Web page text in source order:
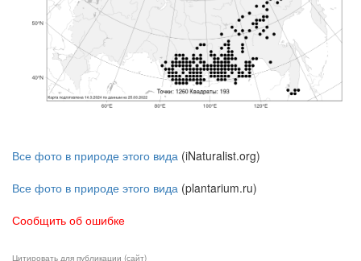
Все фото в природе этого вида (iNaturalist.org)
Все фото в природе этого вида (plantarium.ru)
Сообщить об ошибке
Цитировать для публикации (сайт)